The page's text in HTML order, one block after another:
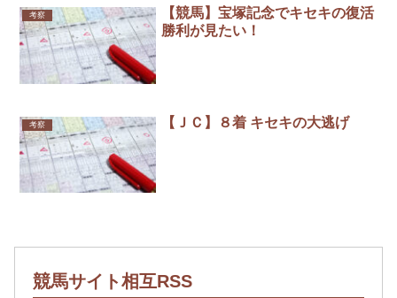
考察
【競馬】宝塚記念でキセキの復活
勝利が見たい！
考察 【ＪＣ】８着 キセキの大逃げ
競馬サイト相互RSS